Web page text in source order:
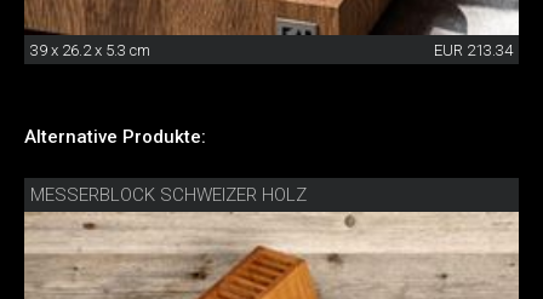
39 x 26.2 x 5.3 cm EUR 213.34
Alternative Produkte:
MESSERBLOCK SCHWEIZER HOLZ